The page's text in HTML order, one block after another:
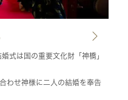
式は国の重要文化財「神橋」
わせ神様に二人の結婚を奉告